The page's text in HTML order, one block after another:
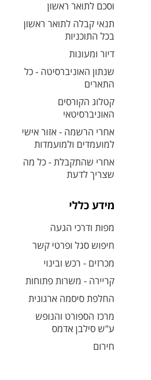
וסכם לתואר ראשון
תנאי קבלה לתואר ראשון
בכל התוכניות
דיור ומעונות
שנתון האוניברסיטה - כל
התארים
קטלוג הקורסים
האוניברסיטאי
אחרי הרשמה - אזור אישי
למועמדים ולמועמדות
אחרי שהתקבלת - כל מה
שצריך לדעת
מידע כללי
מפות ודרכי הגעה
חיפוש סגל ופרטי קשר
מכרזים - רכש ובינוי
קריירה - משרות פתוחות
החלפת סיסמה ארגונית
מרכז הספורט והנופש
ע"ש סילבן אדמס
חירום